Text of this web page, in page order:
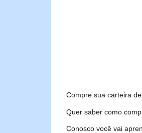
Compre sua carteira
Quer saber como
Conosco você vai